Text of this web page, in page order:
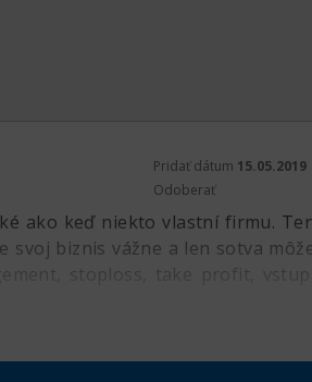
Pridať dátum 15.05.2019
Odoberať
ako keď niekto vlastní firmu.
biznis vážne a len sotva
stoploss, take profit, vstup,